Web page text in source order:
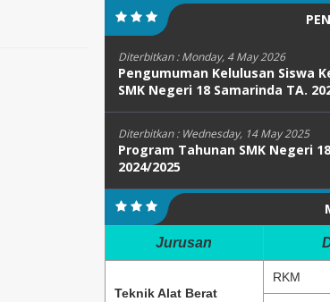
Diterbitkan :Monday, 4 May 2026
Pengumuman Kelulusan Siswa
SMK Negeri 18 Samarinda TA.
Diterbitkan : Wednesday, 14 May 2025
Program Tahunan SMK Negeri
2024/2025
Jurusan
Teknik Alat Berat
RKM